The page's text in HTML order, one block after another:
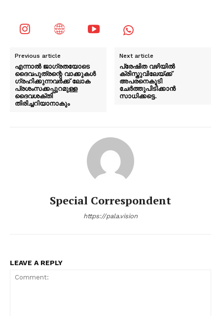
Previous article
എന്നാൽ ജാഗ്രതയോടെ
ദൈവപുത്രന്റെ വാക്കുകൾ
ഗ്രഹിക്കുന്നവർക്ക് ലോക
പ്രശംസക്കപ്പുറമുള്ള
ദൈവശക്തി
തിരിച്ചറിയാനാകും
Next article
പ്രേഷിത വഴിയിൽ
ക്രിസ്തുവിലേയ്ക്ക്
അപരനെകൂടി
ചേർത്തുപിടിക്കാൻ
സാധിക്കട്ടെ.
Special Correspondent
https://pala.vision
LEAVE A REPLY